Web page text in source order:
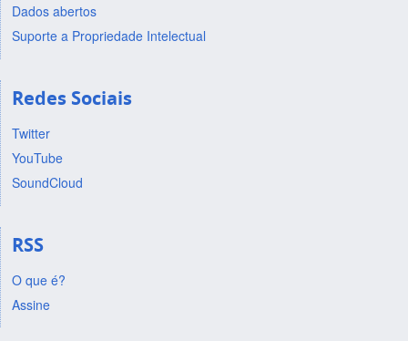
Dados abertos
Suporte a Propriedade Intelectual
Redes Sociais
Twitter
YouTube
SoundCloud
RSS
O que é?
Assine